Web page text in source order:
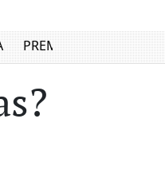
PREMIUM